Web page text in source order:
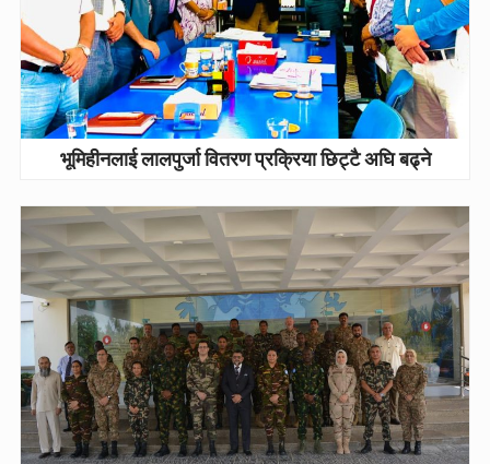
भूमिहीनलाई लालपुर्जा वितरण प्रक्रिया छिट्टै अघि बढ्ने